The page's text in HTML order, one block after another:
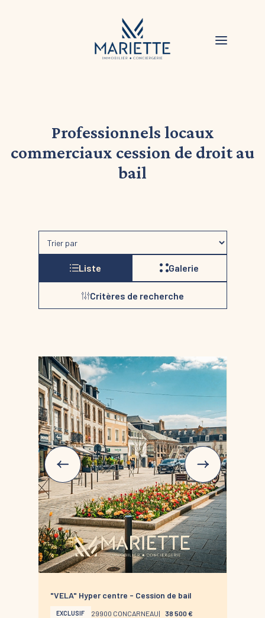
Professionnels locaux
commerciaux cession de droit au
bail
Liste Galerie
Critères de recherche
"VELA" Hyper centre - Cession de bail
EXCLUSIF 29900 CONCARNEAU
38 500 €